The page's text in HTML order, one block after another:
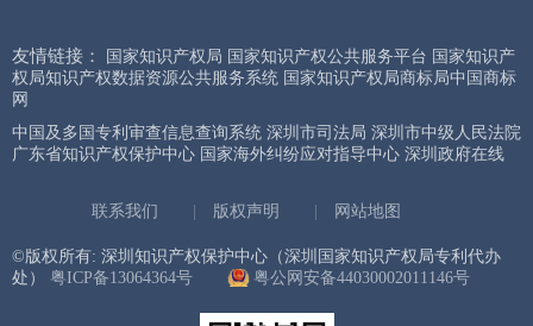
友情链接： 国家知识产权局 国家知识产权公共服务平台 国家知识产
权局知识产权数据资源公共服务系统 国家知识产权局商标局中国商标
网
中国及多国专利审查信息查询系统 深圳市司法局 深圳市中级人民法院
广东省知识产权保护中心 国家海外纠纷应对指导中心 深圳政府在线
联系我们 版权声明 网站地图
©版权所有: 深圳知识产权保护中心（深圳国家知识产权局专利代办
处） 粤ICP备13064364号 粤公网安备44030002011146号